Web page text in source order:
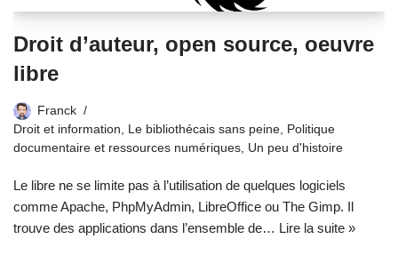
Droit d’auteur, open source, oeuvre
libre
Franck
Droit et information
Le bibliothécais sans peine
Politique
documentaire et ressources numériques Un peu d'histoire
Le libre ne se limite pas à l’utilisation de quelques logiciels
comme Apache, PhpMyAdmin, LibreOffice ou The Gimp. Il
trouve des applications dans l’ensemble de… Lire la suite »